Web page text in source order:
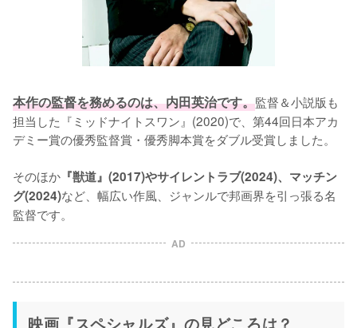
本作の監督を務めるのは、内田英治です。監督＆小説版も
担当した『ミッドナイトスワン』(2020)で、第44回日本アカ
デミー賞の優秀監督賞・優秀脚本賞をダブル受賞しました。
そのほか 『獣道』(2017)やサイレントラブ(2024)、マッチン
グ(2024)など、幅広い作風、ジャンルで邦画界を引っ張る名
監督です。
AD
映画『スペシャルズ』の見どころは？